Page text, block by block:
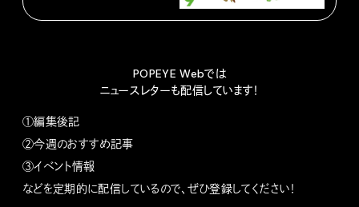
POPEYE Webでは
ニュースレターも配信しています！
①編集後記
②今週のおすすめ記事
③イベント情報
などを定期的に配信しているので、ぜひ登録してください！